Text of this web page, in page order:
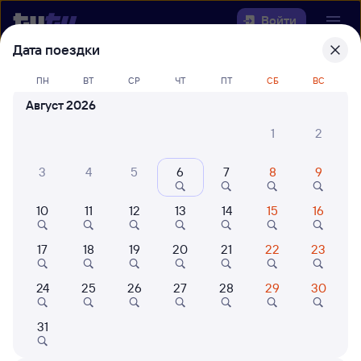
Войти
Выберите день, чтобы найтиж/д
билеты Богоявленск — Верхний
Откуда
Куда
Когда
Кто едет
Дата поездки
ПН ВТ СР ЧТ ПТ СБ ВС
Август 2026
1
2
3 4 5 6 7 8 9
10 11 12 13 14 15 16
17 18 19 20 21 22 23
24 25 26 27 28 29 30
31